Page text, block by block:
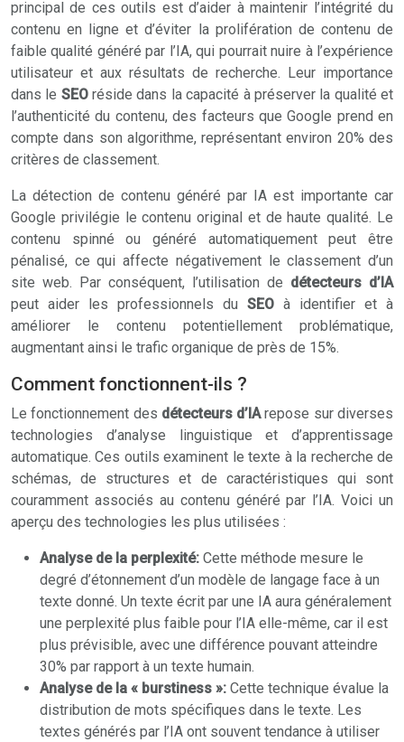
principal de ces outils est d’aider à maintenir l’intégrité du
contenu en ligne et d’éviter la prolifération de contenu de
faible qualité généré par l’IA, qui pourrait nuire à l’expérience
utilisateur et aux résultats de recherche. Leur importance
dans le SEOréside dans la capacité à préserver la qualité et
l’authenticité du contenu, des facteurs que Google prend en
compte dans son algorithme, représentant environ 20% des
critères de classement.
La détection de contenu généré par IA est importante car
Google privilégie le contenu original et de haute qualité. Le
contenu spinné ou généré automatiquement peut être
pénalisé, ce qui affecte négativement le classement d’un
site web. Par conséquent, l’utilisation de détecteurs d’IA
peut aider les professionnels du SEO à identifier et à
améliorer le contenu potentiellement problématique,
augmentant ainsi le trafic organique de près de 15%.
Comment fonctionnent-ils ?
Le fonctionnement des détecteurs d’IArepose sur diverses
technologies d’analyse linguistique et d’apprentissage
automatique. Ces outils examinent le texte à la recherche de
schémas, de structures et de caractéristiques qui sont
couramment associés au contenu généré par l’IA. Voici un
aperçu des technologies les plus utilisées :
Analyse de la perplexité: Cette méthode mesure le
degré d’étonnement d’un modèle de langage face à un
texte donné. Un texte écrit par une IA aura généralement
une perplexité plus faible pour l’IA elle-même, car il est
plus prévisible, avec une différence pouvant atteindre
30% par rapport à un texte humain.
Analyse de la « burstiness »: Cette technique évalue la
distribution de mots spécifiques dans le texte. Les
textes générés par l’IA ont souvent tendance à utiliser